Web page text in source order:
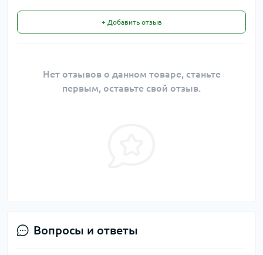
+ Добавить отзыв
Нет отзывов о данном товаре, станьте
первым, оставьте свой отзыв.
Вопросы и ответы